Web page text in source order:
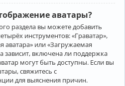
аватары?
раздела вы можете добавить
инструментов: «Граватар»,
аватара» или «Загружаемая
зависит, включена ли поддержка
могут быть доступны. Если вы
свяжитесь с
для выяснения причин.